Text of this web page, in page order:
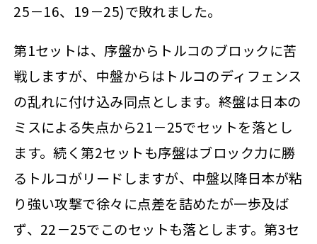
25－16、19－25)で敗れました。
第1セットは、序盤からトルコのブロックに苦
戦しますが、中盤からはトルコのディフェンス
の乱れに付け込み同点とします。終盤は日本の
ミスによる失点から21－25でセットを落とし
ます。続く第2セットも序盤はブロック力に勝
るトルコがリードしますが、中盤以降日本が粘
り強い攻撃で徐々に点差を詰めたが一歩及ば
ず、22－25でこのセットも落とします。第3セ